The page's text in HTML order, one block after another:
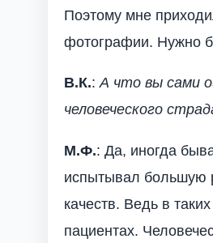
Поэтому мне
фотографии. Нужно
В.К.:А что вы сами
человеческого
М.Ф.: Да, иногда
испытывал большую
качеств. Ведь в
пациентах.